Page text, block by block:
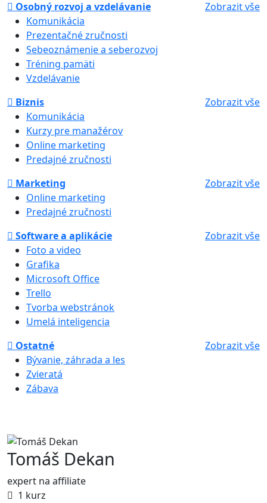
Osobný rozvoj a vzdelávanie
Zobrazit vše
Komunikácia
Prezentačné zručnosti
Sebeoznámenie a seberozvoj
Tréning pamäti
Vzdelávanie
Biznis
Zobrazit vše
Komunikácia
Kurzy pre manažérov
Online marketing
Predajné zručnosti
Marketing
Zobrazit vše
Online marketing
Predajné zručnosti
Software a aplikácie
Zobrazit vše
Foto a video
Grafika
Microsoft Office
Trello
Tvorba webstránok
Umelá inteligencia
Ostatné
Zobrazit vše
Bývanie, záhrada a les
Zvieratá
Zábava
Tomáš Dekan
expert na affiliate
1 kurz